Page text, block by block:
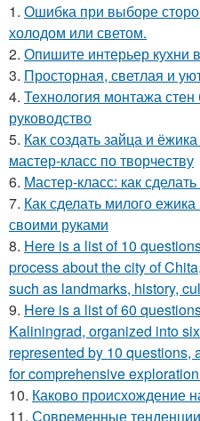
1. Ошибка при выборе
холодом или светом.
2. Опишите интерьер кухни
3. Просторная, светлая и
4. Технология монтажа
руководство
5. Как создать зайца и
мастер-класс по творчеству
6. Мастер-класс: как
7. Как сделать милого
своими руками
8. Here is a list of 10
process about the city of
such as landmarks, history,
9. Here is a list of 60
Kaliningrad, organized into
represented by 10
for comprehensive
10. Каково происхождение
11. Современные